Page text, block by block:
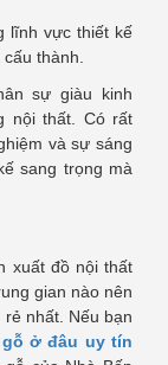
lĩnh vực thiết kế
thành.
sự giàu kinh
nội thất. Có rất
và sự sáng
sang trọng mà
xuất đồ nội thất
gian nào nên
nhất. Nếu bạn
ở đâu uy tín